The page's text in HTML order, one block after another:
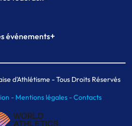
Formation
événements+
de Paris indoor
Ekiden de Paris
d'Athlétisme - Tous Droits Réservés
- Mentions légales -Contacts